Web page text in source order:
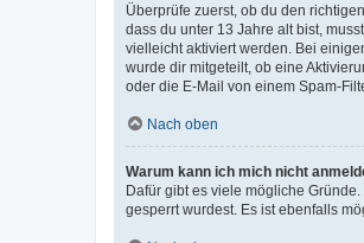
Überprüfe zuerst, ob du den
dass du unter 13 Jahre alt bist,
vielleicht aktiviert werden. Bei
wurde dir mitgeteilt, ob eine
oder die E-Mail von einem Spam-
Nach oben
Warum kann ich mich nicht
Dafür gibt es viele mögliche
gesperrt wurdest. Es ist ebenfalls